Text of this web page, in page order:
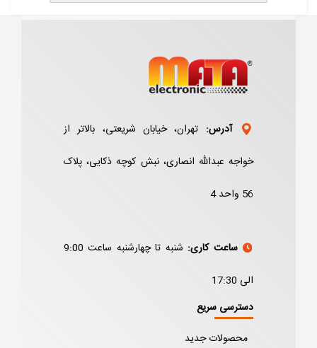
آدرس: تهران، خیابان شریعتی، بالاتر از
خواجه عبدالله انصاری، نبش کوچه ذکایی، پلاک
56 واحد 4
ساعت کاری:
شنبه تا چهارشنبه ساعت 9:00
الی 17:30
دسترسی سریع
محصولات جدید